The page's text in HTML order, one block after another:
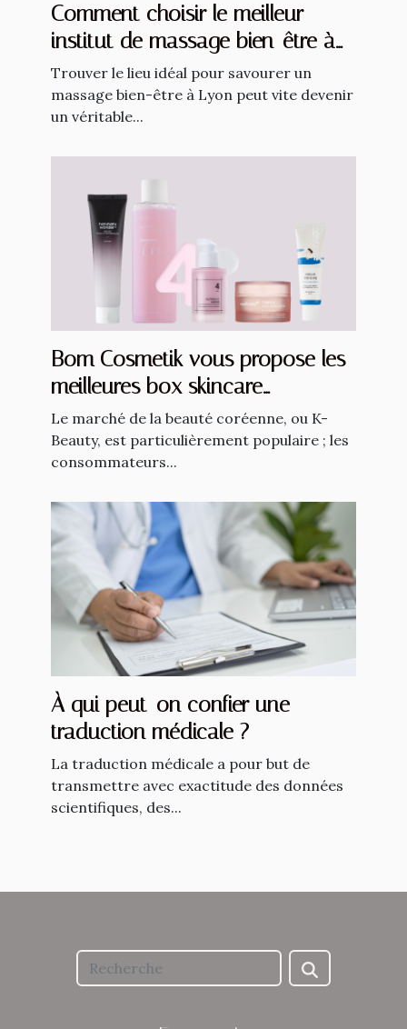
Comment choisir le meilleur
institut de massage bien-être à
Lyon ?
Trouver le lieu idéal pour savourer un
massage bien-être à Lyon peut vite devenir
un véritable...
Bom Cosmetik vous propose les
meilleures box skincare
coréennes !
Le marché de la beauté coréenne, ou K-
Beauty, est particulièrement populaire ; les
consommateurs...
À qui peut-on confier une
traduction médicale ?
La traduction médicale a pour but de
transmettre avec exactitude des données
scientifiques, des...